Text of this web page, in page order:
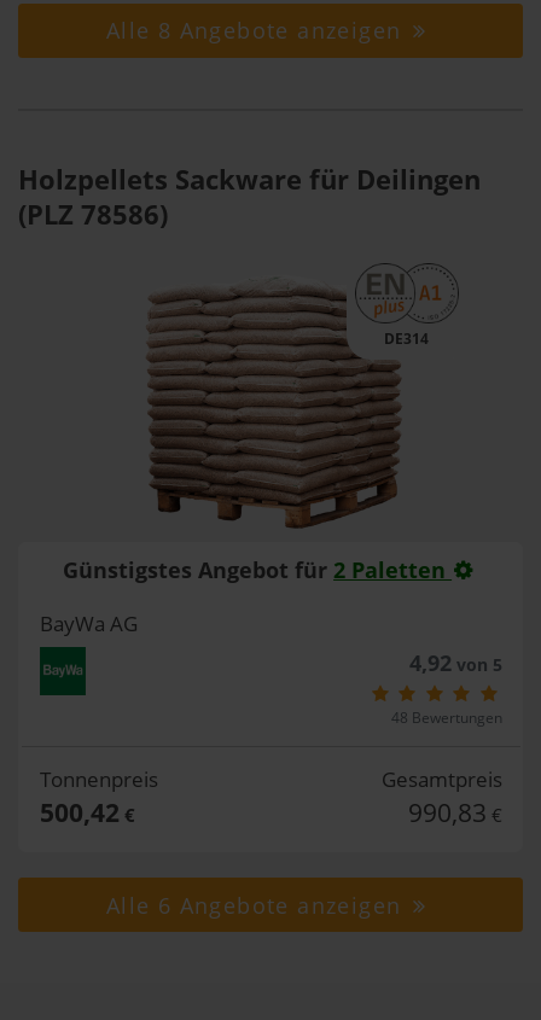
Alle 8 Angebote anzeigen
Holzpellets Sackware für Deilingen
(PLZ 78586)
DE314
Günstigstes Angebot für 2 Paletten
BayWa AG
4,92von 5
48 Bewertungen
Tonnenpreis
500,42 €
Gesamtpreis
990,83 €
Alle 6 Angebote anzeigen